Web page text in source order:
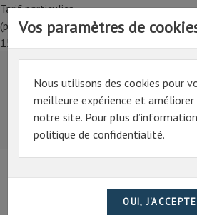
Tarif particulier,
(professionnel, connectez-vous pour
15%)
Tarif particulier,
(professionnel, connectez-vous
remise de 15%)
07 69 94 13 47
Vos paramètres de
Nous utilisons des cookies pour
meilleure expérience et
notre site. Pour plus
politique de confidentialité.